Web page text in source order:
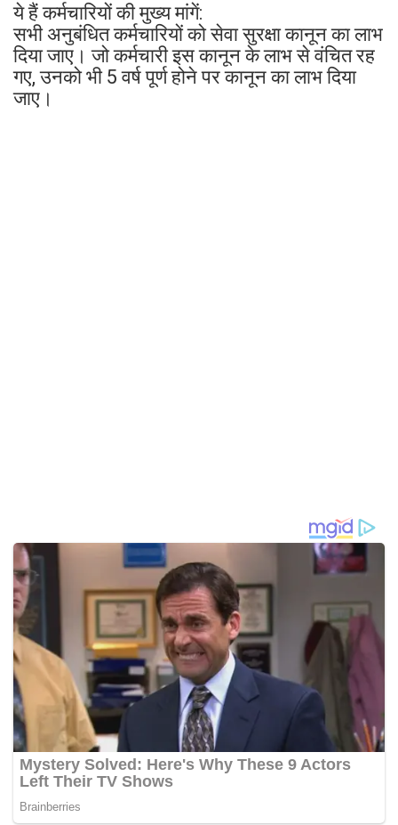
ये हैं कर्मचारियों की मुख्य मांगें:
सभी अनुबंधित कर्मचारियों को सेवा सुरक्षा कानून का लाभ
दिया जाए। जो कर्मचारी इस कानून के लाभ से वंचित रह
गए, उनको भी 5 वर्ष पूर्ण होने पर कानून का लाभ दिया
जाए।